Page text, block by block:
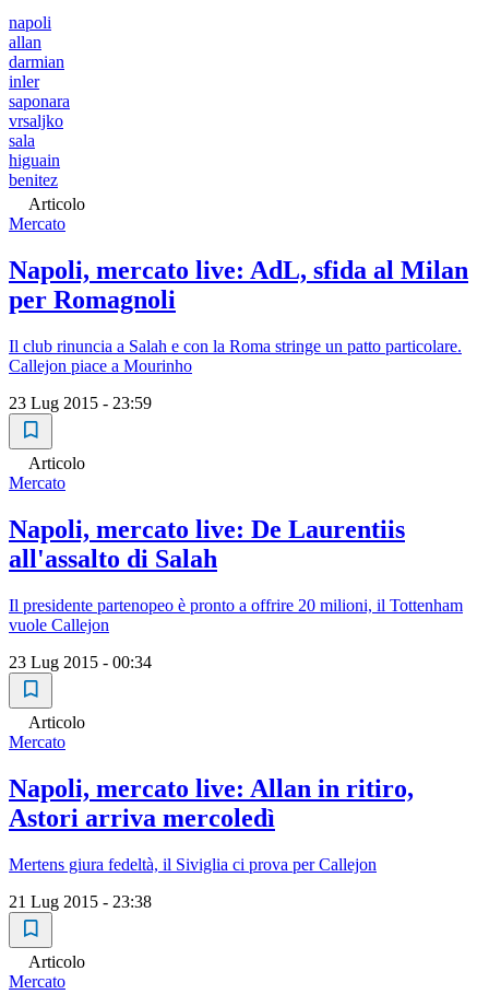
napoli
allan
darmian
inler
saponara
vrsaljko
sala
higuain
benitez
Articolo
Mercato
Napoli, mercato live: AdL, sfida al Milan
per Romagnoli
Il club rinuncia a Salah e con la Roma stringe un patto particolare.
Callejon piace a Mourinho
23 Lug 2015 - 23:59
Articolo
Mercato
Napoli, mercato live: De Laurentiis
all'assalto di Salah
Il presidente partenopeo è pronto a offrire 20 milioni, il Tottenham
vuole Callejon
23 Lug 2015 - 00:34
Articolo
Mercato
Napoli, mercato live: Allan in ritiro,
Astori arriva mercoledì
Mertens giura fedeltà, il Siviglia ci prova per Callejon
21 Lug 2015 - 23:38
Articolo
Mercato